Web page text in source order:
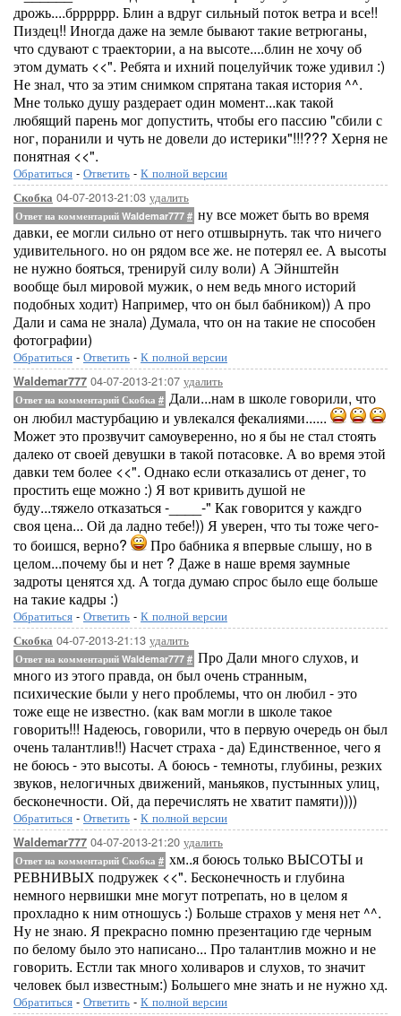
дрожь....брррррр. Блин а вдруг сильный поток ветра и все!!
Пиздец!! Иногда даже на земле бывают такие ветрюганы,
что сдувают с траектории, а на высоте....блин не хочу об
этом думать <<". Ребята и ихний поцелуйчик тоже удивил :)
Не знал, что за этим снимком спрятана такая история ^^.
Мне только душу раздерает один момент...как такой
любящий парень мог допустить, чтобы его пассию "сбили с
ног, поранили и чуть не довели до истерики"!!!??? Херня не
понятная <<".
Обратиться - Ответить - К полной версии
Скобка 04-07-2013-21:03 удалить
Ответ на комментарий Waldemar777 # ну все может быть во время
давки, ее могли сильно от него отшвырнуть. так что ничего
удивительного. но он рядом все же. не потерял ее. А высоты
не нужно бояться, тренируй силу воли) А Эйнштейн
вообще был мировой мужик, о нем ведь много историй
подобных ходит) Например, что он был бабником)) А про
Дали и сама не знала) Думала, что он на такие не способен
фотографии)
Обратиться - Ответить - К полной версии
Waldemar777 04-07-2013-21:07 удалить
Ответ на комментарий Скобка # Дали...нам в школе говорили, что
он любил мастурбацию и увлекался фекалиями......
Может это прозвучит самоуверенно, но я бы не стал стоять
далеко от своей девушки в такой потасовке. А во время этой
давки тем более <<". Однако если отказались от денег, то
простить еще можно :) Я вот кривить душой не
буду...тяжело отказаться -____-" Как говорится у каждго
своя цена... Ой да ладно тебе!)) Я уверен, что ты тоже чего-
то боишся, верно?
Про бабника я впервые слышу, но в
целом...почему бы и нет ? Даже в наше время заумные
задроты ценятся хд. А тогда думаю спрос было еще больше
на такие кадры :)
Обратиться - Ответить - К полной версии
Скобка 04-07-2013-21:13 удалить
Ответ на комментарий Waldemar777 # Про Дали много слухов, и
много из этого правда, он был очень странным,
психические были у него проблемы, что он любил - это
тоже еще не известно. (как вам могли в школе такое
говорить!!! Надеюсь, говорили, что в первую очередь он был
очень талантлив!!) Насчет страха - да) Единственное, чего я
не боюсь - это высоты. А боюсь - темноты, глубины, резких
звуков, нелогичных движений, маньяков, пустынных улиц,
бесконечности. Ой, да перечислять не хватит памяти))))
Обратиться - Ответить - К полной версии
Waldemar777 04-07-2013-21:20 удалить
Ответ на комментарий Скобка # хм..я боюсь только ВЫСОТЫ и
РЕВНИВЫХ подружек <<". Бесконечность и глубина
немного нервишки мне могут потрепать, но в целом я
прохладно к ним отношусь :) Больше страхов у меня нет ^^.
Ну не знаю. Я прекрасно помню презентацию где черным
по белому было это написано... Про талантлив можно и не
говорить. Естли так много холиваров и слухов, то значит
человек был известным:) Большего мне знать и не нужно хд.
Обратиться - Ответить - К полной версии